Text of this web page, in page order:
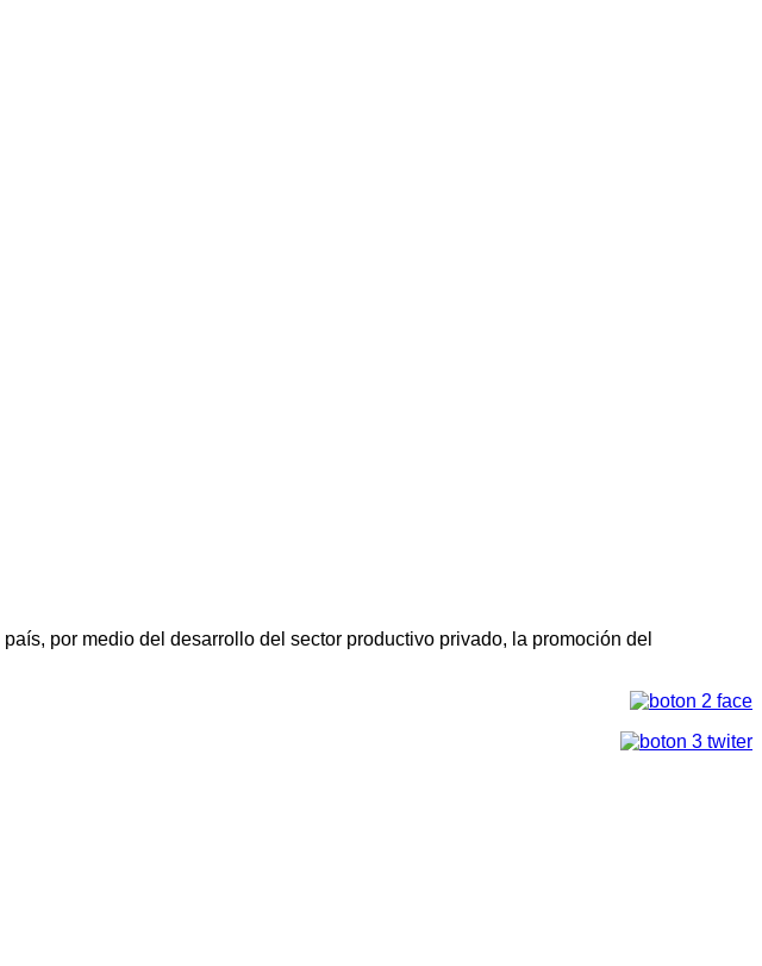
por medio del desarrollo del sector productivo privado, la promoción del